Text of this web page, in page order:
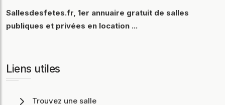
Sallesdesfetes.fr, 1er annuaire gratuit de salles
publiques et privées en location ...
Liens utiles
Trouvez une salle